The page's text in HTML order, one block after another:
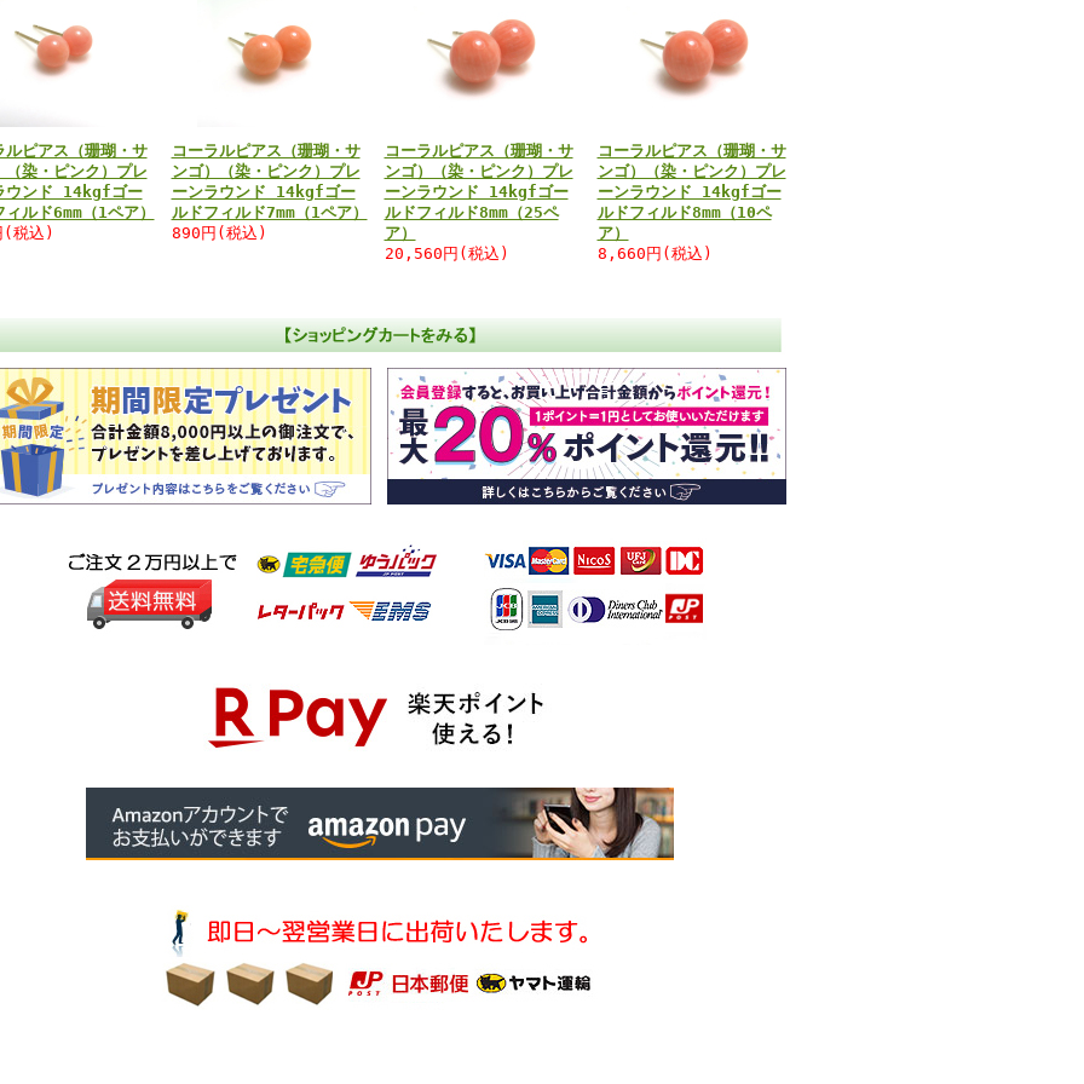
ルピアス（珊瑚・サ
（染・ピンク）プレ
ウンド 14kgfゴー
ルド6mm（1ペア）
(税込)
コーラルピアス（珊瑚・サ
ンゴ）（染・ピンク）プレ
ーンラウンド 14kgfゴー
ルドフィルド7mm（1ペア）
890円(税込)
コーラルピアス（珊瑚・サ
ンゴ）（染・ピンク）プレ
ーンラウンド 14kgfゴー
ルドフィルド8mm（25ペ
ア）
20,560円(税込)
コーラルピアス（珊瑚・サ
ンゴ）（染・ピンク）プレ
ーンラウンド 14kgfゴー
ルドフィルド8mm（10ペ
ア）
8,660円(税込)